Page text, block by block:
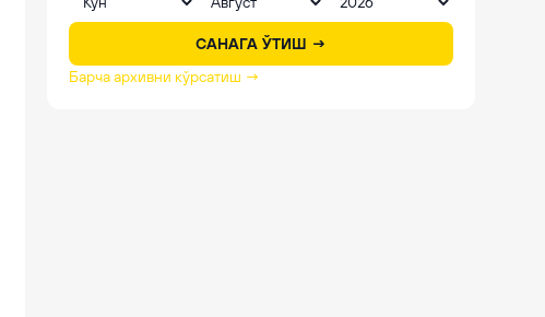
САНАГА ЎТИШ →
Барча архивни кўрсатиш →